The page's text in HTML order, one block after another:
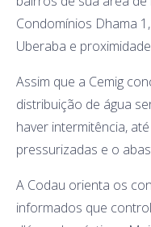
Condomínios Dhama
Uberaba e
Assim que a Cemig
distribuição de água
haver intermitência,
pressurizadas e o
A Codau orienta os
informados que